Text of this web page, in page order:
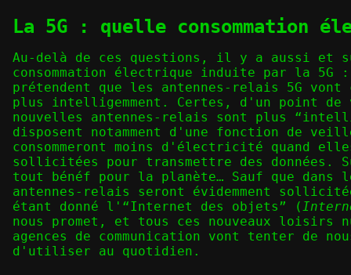
La 5G : quelle consommation
Au-delà de ces questions, il y a aussi et
consommation électrique induite par la 5G
prétendent que les antennes-relais 5G vont
plus intelligemment. Certes, d'un point de
nouvelles antennes-relais sont plus
disposent notamment d'une fonction de
consommeront moins d'électricité quand
sollicitées pour transmettre des données.
tout bénéf pour la planète… Sauf que dans
antennes-relais seront évidemment
étant donné l'“Internet des objets” (
nous promet, et tous ces nouveaux loisirs
agences de communication vont tenter de
d'utiliser au quotidien.